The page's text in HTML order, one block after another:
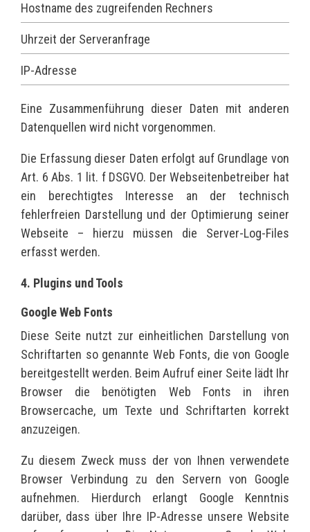
Hostname des zugreifenden Rechners
Uhrzeit der Serveranfrage
IP-Adresse
Eine Zusammenführung dieser Daten mit anderen
Datenquellen wird nicht vorgenommen.
Die Erfassung dieser Daten erfolgt auf Grundlage von
Art. 6 Abs. 1 lit. f DSGVO. Der Webseitenbetreiber hat
ein berechtigtes Interesse an der technisch
fehlerfreien Darstellung und der Optimierung seiner
Webseite – hierzu müssen die Server-Log-Files
erfasst werden.
4. Plugins und Tools
Google Web Fonts
Diese Seite nutzt zur einheitlichen Darstellung von
Schriftarten so genannte Web Fonts, die von Google
bereitgestellt werden. Beim Aufruf einer Seite lädt Ihr
Browser die benötigten Web Fonts in ihren
Browsercache, um Texte und Schriftarten korrekt
anzuzeigen.
Zu diesem Zweck muss der von Ihnen verwendete
Browser Verbindung zu den Servern von Google
aufnehmen. Hierdurch erlangt Google Kenntnis
darüber, dass über Ihre IP-Adresse unsere Website